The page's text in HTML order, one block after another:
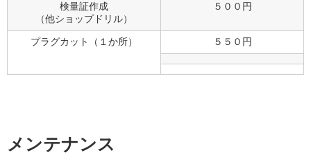
検量証作成
（他ショップドリル）
５００円
プラグカット（１か所） ５５０円
メンテナンス